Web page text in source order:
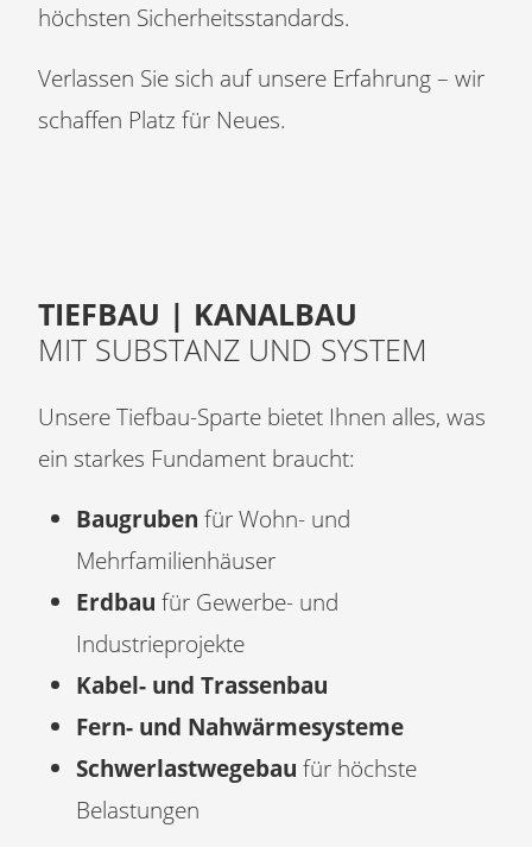
höchsten Sicherheitsstandards.
Verlassen Sie sich auf unsere Erfahrung – wir
schaffen Platz für Neues.
TIEFBAU | KANALBAU
MIT SUBSTANZ UND SYSTEM
Unsere Tiefbau-Sparte bietet Ihnen alles, was
ein starkes Fundament braucht:
Baugruben für Wohn- und
Mehrfamilienhäuser
Erdbau für Gewerbe- und
Industrieprojekte
Kabel- und Trassenbau
Fern- und Nahwärmesysteme
Schwerlastwegebau für höchste
Belastungen